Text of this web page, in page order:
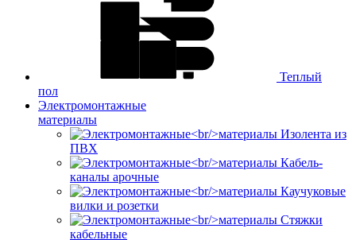
Теплый
пол
Электромонтажные
материалы
Изолента из
ПВХ
Кабель-
каналы арочные
Каучуковые
вилки и розетки
Стяжки
кабельные